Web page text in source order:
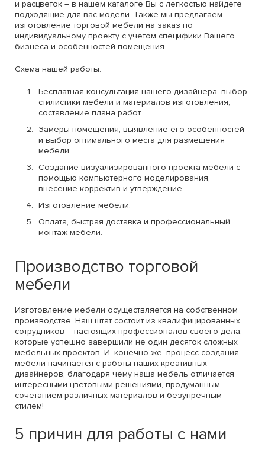
и расцветок – в нашем каталоге Вы с легкостью найдете
подходящие для вас модели. Также мы предлагаем
изготовление торговой мебели на заказ по
индивидуальному проекту с учетом специфики Вашего
бизнеса и особенностей помещения.
Схема нашей работы:
Бесплатная консультация нашего дизайнера, выбор
стилистики мебели и материалов изготовления,
составление плана работ.
Замеры помещения, выявление его особенностей
и выбор оптимального места для размещения
мебели.
Создание визуализированного проекта мебели с
помощью компьютерного моделирования,
внесение корректив и утверждение.
Изготовление мебели.
Оплата, быстрая доставка и профессиональный
монтаж мебели.
Производство торговой
мебели
Изготовление мебели осуществляется на собственном
производстве. Наш штат состоит из квалифицированных
сотрудников – настоящих профессионалов своего дела,
которые успешно завершили не один десяток сложных
мебельных проектов. И, конечно же, процесс создания
мебели начинается с работы наших креативных
дизайнеров, благодаря чему наша мебель отличается
интересными цветовыми решениями, продуманным
сочетанием различных материалов и безупречным
стилем!
5 причин для работы с нами